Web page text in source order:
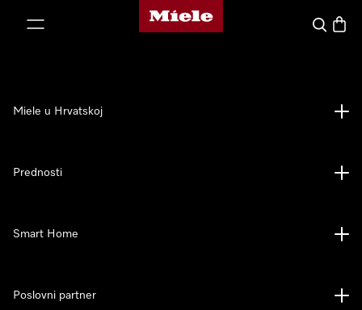
Miele početna stranica
Pretraga
Miele u Hrvatskoj
Prednosti
Smart Home
Poslovni partner